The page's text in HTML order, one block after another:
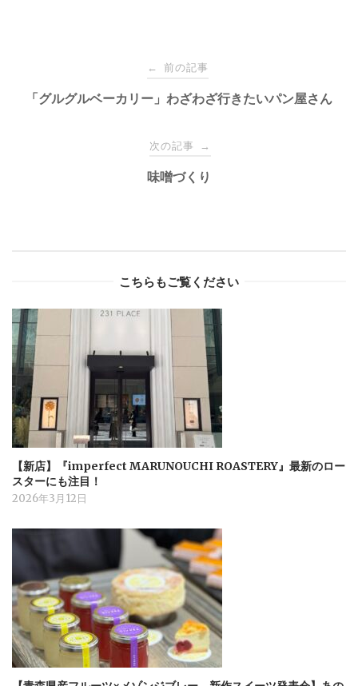
navigation
← 前の記事
「グルグルベーカリー」わざわざ行きたいパン屋さん
次の記事 →
味噌づくり
こちらもご覧ください
【新店】『imperfect MARUNOUCHI ROASTERY』最新のロー
スターにも注目！
2026年3月12日